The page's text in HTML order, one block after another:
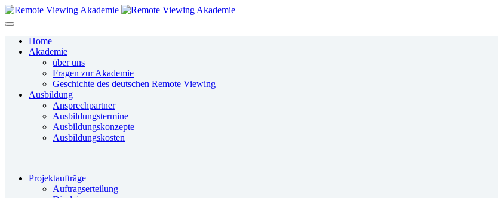
Home
Akademie
über uns
Fragen zur Akademie
Geschichte des deutschen Remote Viewing
Ausbildung
Ansprechpartner
Ausbildungstermine
Ausbildungskonzepte
Ausbildungskosten
Projektaufträge
Auftragserteilung